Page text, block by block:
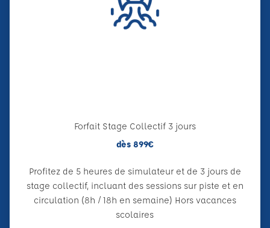
Forfait Stage Collectif 3 jours
dès 899€
Profitez de 5 heures de simulateur et de 3 jours de
stage collectif, incluant des sessions sur piste et en
circulation (8h / 18h en semaine) Hors vacances
scolaires